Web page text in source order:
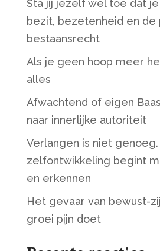
Sta jij jezelf wel toe dat
bezit, bezetenheid en de
bestaansrecht
Als je geen hoop meer
alles
Afwachtend of eigen
naar innerlijke autoriteit
Verlangen is niet genoeg.
zelfontwikkeling begint
en erkennen
Het gevaar van bewust-
groei pijn doet